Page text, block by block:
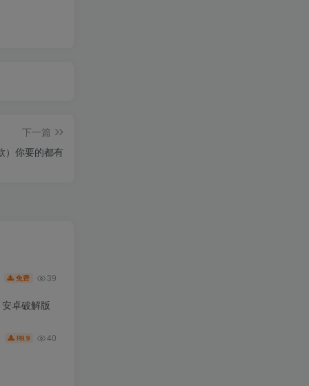
下一篇
）你要的都有
免费 39
卓破解版
R9.9 40